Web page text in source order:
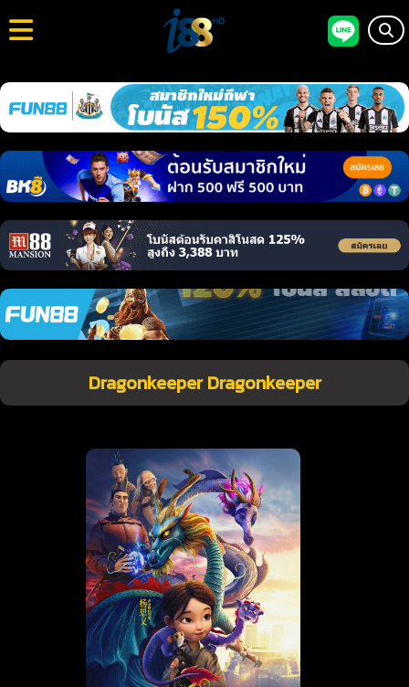
Dragonkeeper Dragonkeeper